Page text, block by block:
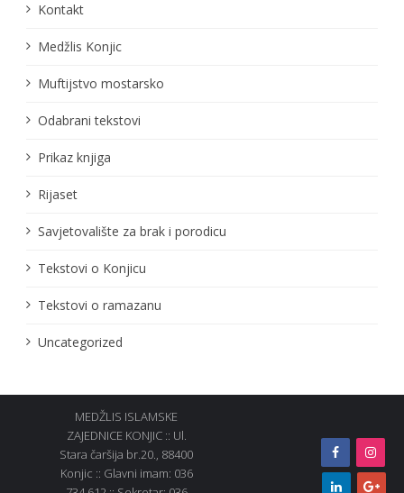
Kontakt
Medžlis Konjic
Muftijstvo mostarsko
Odabrani tekstovi
Prikaz knjiga
Rijaset
Savjetovalište za brak i porodicu
Tekstovi o Konjicu
Tekstovi o ramazanu
Uncategorized
MEDŽLIS ISLAMSKE
ZAJEDNICE KONJIC :: Ul.
Stara čaršija br.20., 88400
Konjic :: Glavni imam: 036